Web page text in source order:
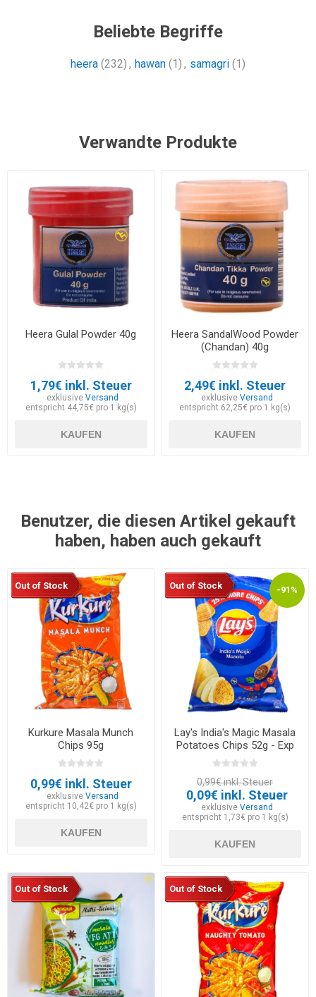
Beliebte Begriffe
heera (232) , hawan (1) , samagri (1)
Verwandte Produkte
Heera Gulal Powder 40g
1,79€ inkl. Steuer
exklusiveVersand
entspricht 44,75€ pro 1 kg(s)
KAUFEN
Heera SandalWood Powder
(Chandan) 40g
2,49€ inkl. Steuer
exklusive Versand
entspricht 62,25€ pro 1 kg(s)
KAUFEN
Benutzer, die diesen Artikel gekauft
haben, haben auch gekauft
Out of Stock
Kurkure Masala Munch
Chips 95g
0,99€ inkl. Steuer
exklusiveVersand
entspricht 10,42€ pro 1 kg(s)
KAUFEN
-91%
Out of Stock
Lay's India's Magic Masala
Potatoes Chips 52g - Exp
30.05.2026
0,99€ inkl. Steuer
0,09€ inkl. Steuer
exklusive Versand
entspricht 1,73€ pro 1 kg(s)
KAUFEN
Out of Stock Out of Stock